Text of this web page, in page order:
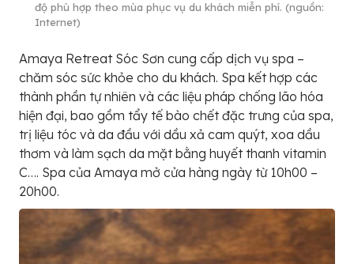
độ phù hợp theo mùa phục vụ du khách miễn phí. (nguồn:
Internet)
Amaya Retreat Sóc Sơn cung cấp dịch vụ spa –
chăm sóc sức khỏe cho du khách. Spa kết hợp các
thành phần tự nhiên và các liệu pháp chống lão hóa
hiện đại, bao gồm tẩy tế bào chết đặc trưng của spa,
trị liệu tóc và da đầu với dầu xả cam quýt, xoa dầu
thơm và làm sạch da mặt bằng huyết thanh vitamin
C…. Spa của Amaya mở cửa hàng ngày từ 10h00 –
20h00.